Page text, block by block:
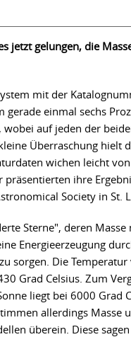
jetzt gelungen, die
mit der
einmal sechs
wobei auf jeden der
Überraschung hielt
wichen leicht
präsentierten ihre
Society in St.
Sterne", deren Masse
Energieerzeugung
sorgen. Die Temperatur
Grad Celsius. Zum
liegt bei 6000 Grad
allerdings Masse
überein. Diese